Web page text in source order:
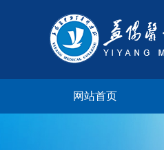
网站首页